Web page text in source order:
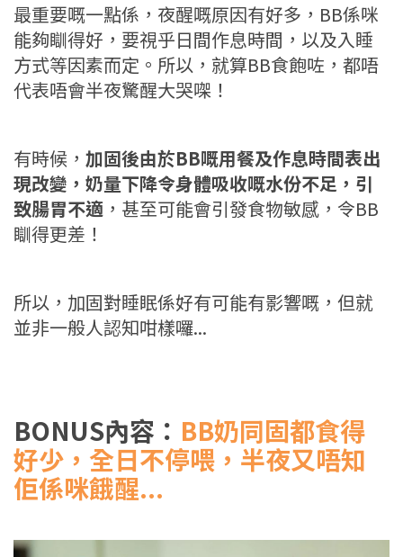
最重要嘅一點係，夜醒嘅原因有好多，BB係咪
能夠瞓得好，要視乎日間作息時間，以及入睡
方式等因素而定。所以，就算BB食飽咗，都唔
代表唔會半夜驚醒大哭㗎！
有時候， 加固後由於BB嘅用餐及作息時間表出
現改變，奶量下降令身體吸收嘅水份不足，引
致腸胃不適 ，甚至可能會引發食物敏感，令BB
瞓得更差！
所以，加固對睡眠係好有可能有影響嘅，但就
並非一般人認知咁樣囉...
BONUS內容： BB奶同固都食得
好少，全日不停喂，半夜又唔知
佢係咪餓醒...